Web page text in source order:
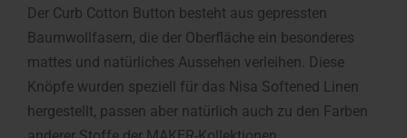
Der Curb Cotton Button besteht aus gepressten
Baumwollfasern, die der Oberfläche ein besonderes
mattes und natürliches Aussehen verleihen. Diese
Knöpfe wurden speziell für das Nisa Softened Linen
hergestellt, passen aber natürlich auch zu den Farben